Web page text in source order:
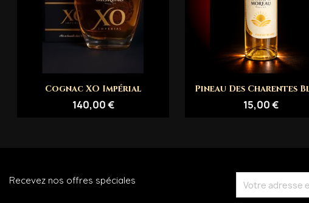
Aperçu rapide
Cognac XO Impérial
140,00 €
Aperçu rapide
Pineau Des Charentes
15,00 €
Recevez nos offres spéciales